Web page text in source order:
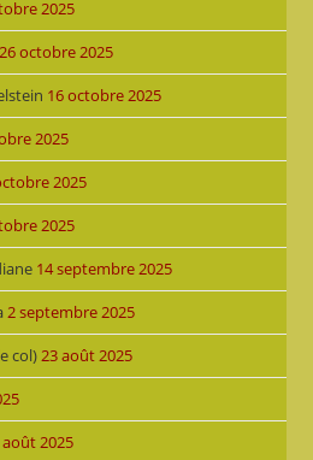
2025
26 octobre 2025
16 octobre 2025
2025
2025
2025
14 septembre 2025
2 septembre 2025
col)23 août 2025
août 2025